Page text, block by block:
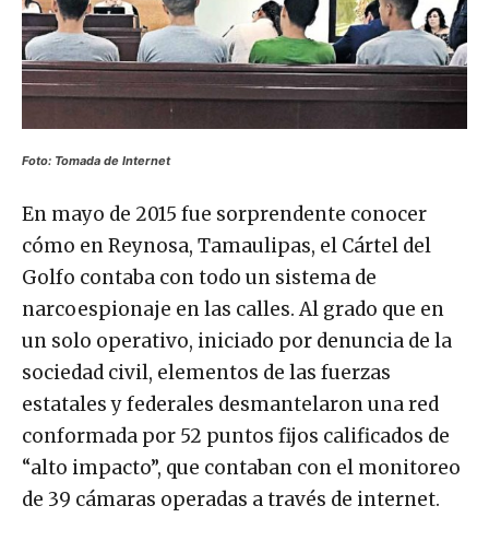
Foto: Tomada de Internet
En mayo de 2015 fue sorprendente conocer
cómo en Reynosa, Tamaulipas, el Cártel del
Golfo contaba con todo un sistema de
narcoespionaje en las calles. Al grado que en
un solo operativo, iniciado por denuncia de la
sociedad civil, elementos de las fuerzas
estatales y federales desmantelaron una red
conformada por 52 puntos fijos calificados de
“alto impacto”, que contaban con el monitoreo
de 39 cámaras operadas a través de internet.